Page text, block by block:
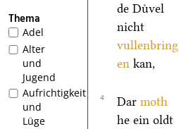
Thema
Adel
Alter
und
Jugend
Aufrichtigkeit
und
Lüge
de Duͤvel
nicht
vullenbring
en kan,
4 Dar moth
he ein oldt